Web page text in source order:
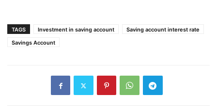
TAGS Investment in saving account
Saving account interest rate
Savings Account